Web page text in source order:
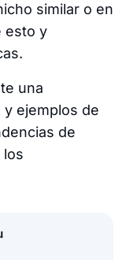
similar o en
esto y
una
ejemplos de
de
los